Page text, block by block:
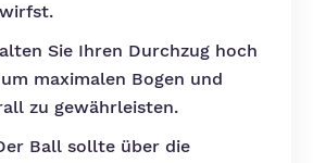
Sie Ihren Durchzug hoch
um maximalen Bogen und
zu gewährleisten.
Ball sollte über die